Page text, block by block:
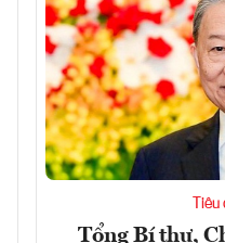
Tổng Bí thư,